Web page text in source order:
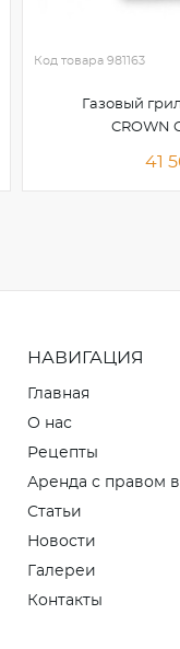
Код товара 981163
Газовый
CROWN
41
НАВИГАЦИЯ
Главная
О нас
Рецепты
Аренда с правом
Статьи
Новости
Галереи
Контакты